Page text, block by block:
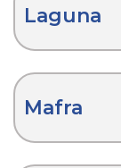
Laguna
Mafra